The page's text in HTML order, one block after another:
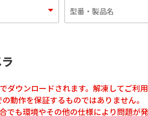
ウンロードされます。解凍してご利用
動作を保証するものではありません。
でも環境やその他の仕様により問題が